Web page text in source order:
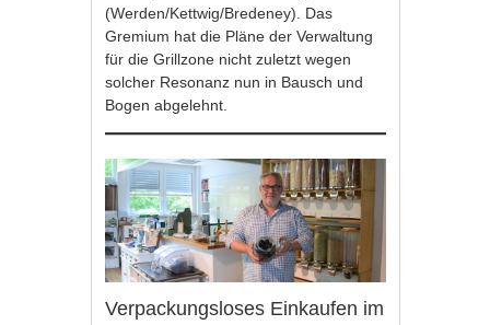
(Werden/Kettwig/Bredeney). Das
Gremium hat die Pläne der Verwaltung
für die Grillzone nicht zuletzt wegen
solcher Resonanz nun in Bausch und
Bogen abgelehnt.
Verpackungsloses Einkaufen im